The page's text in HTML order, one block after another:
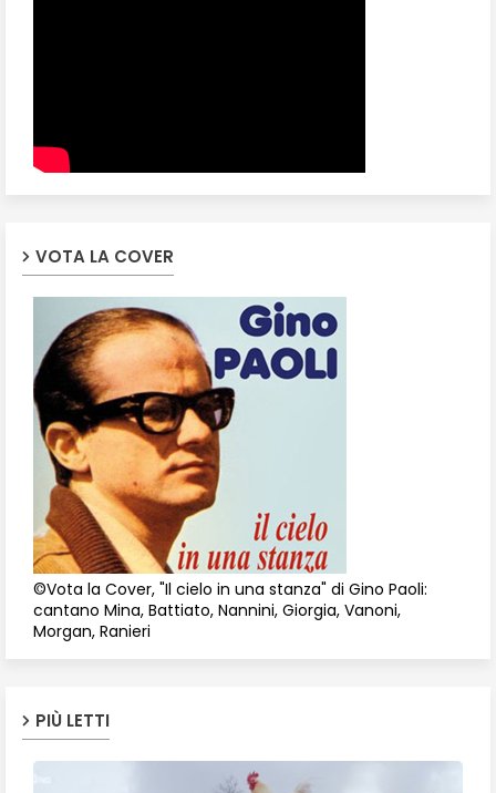
VOTA LA COVER
©Vota la Cover, "Il cielo in una stanza" di Gino Paoli:
cantano Mina, Battiato, Nannini, Giorgia, Vanoni,
Morgan, Ranieri
PIÙ LETTI